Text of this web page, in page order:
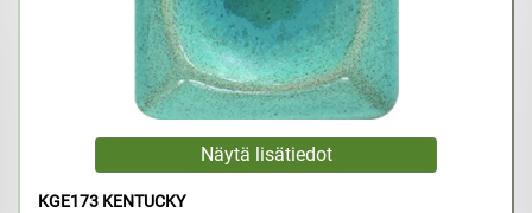
KGE173 KENTUCKY